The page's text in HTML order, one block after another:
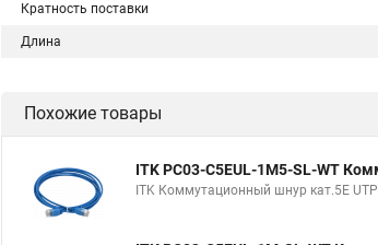
Кратность поставки
Длина
Похожие товары
ITK PC03-C5EUL-1M5-SL-WT
ITK Коммутационный шнур кат.5E